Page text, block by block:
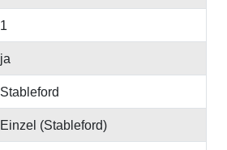
1
ja
Stableford
Einzel (Stableford)